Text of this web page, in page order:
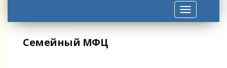
Toggle
navigation
Семейный МФЦ